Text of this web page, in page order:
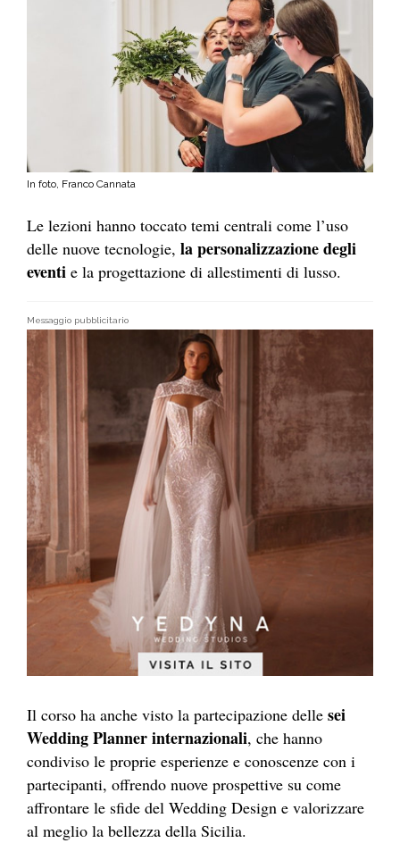
In foto, Franco Cannata
Le lezioni hanno toccato temi centrali come l’uso
delle nuove tecnologie, la personalizzazione degli
eventi e la progettazione di allestimenti di lusso.
Messaggio pubblicitario
Il corso ha anche visto la partecipazione delle sei
Wedding Planner internazionali, che hanno
condiviso le proprie esperienze e conoscenze con i
partecipanti, offrendo nuove prospettive su come
affrontare le sfide del Wedding Design e valorizzare
al meglio la bellezza della Sicilia.